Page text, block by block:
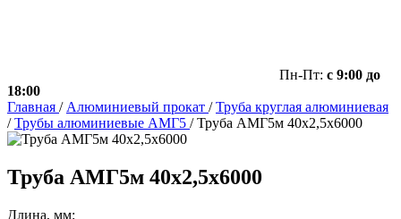
Пн-Пт: с 9:00 до
18:00
Главная / Алюминиевый прокат / Труба круглая алюминиевая
/ Трубы алюминиевые АМГ5 / Труба АМГ5м 40х2,5х6000
Труба АМГ5м 40х2,5х6000
Длина, мм: